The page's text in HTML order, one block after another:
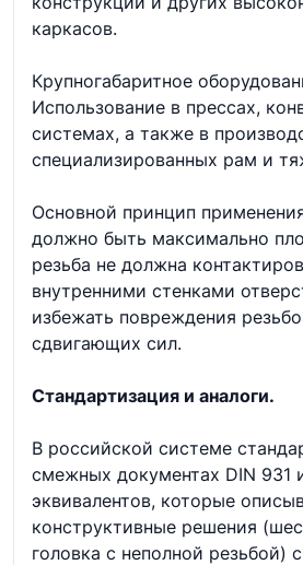
каркасов.
Крупногабаритное
Использование в прессах,
системах, а также в
специализированных рам и
Основной принцип
должно быть максимально
резьба не должна
внутренними стенками
избежать повреждения
сдвигающих сил.
Стандартизация и аналоги.
В российской системе
смежных документах DIN 931
эквивалентов, которые
конструктивные решения
головка с неполной резьбой)